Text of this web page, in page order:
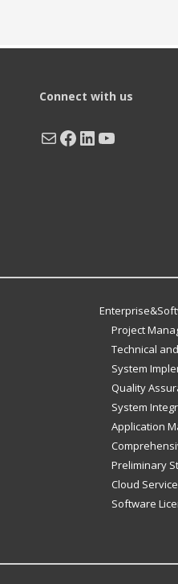
Connect with us
MailFacebook
LinkedIn
YouTube
Project
Technical
System
Quality
System
Application
Preliminary
Cloud
Software